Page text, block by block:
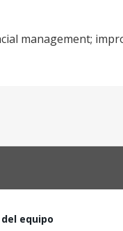
management;
del equipo